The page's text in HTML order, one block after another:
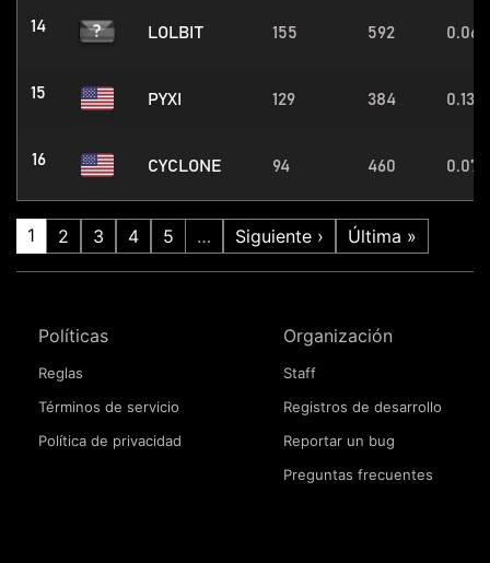
14 LOLBIT 155 592 0.06
15 PYXI 129 384 0.13
16 CYCLONE 94 460 0.07
1 2 3 4 5 … Siguiente › Última »
Políticas
Reglas
Términos de servicio
Política de privacidad
Organización
Staff
Registros de desarrollo
Reportar un bug
Preguntas frecuentes